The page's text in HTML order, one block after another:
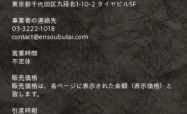
東京都千代田区九段北1-10-2 タイヤビル5F
事業者の連絡先
​03-3222-1018
contact@ensoubutai.com
営業時間
不定休
販売価格
販売価格は、各ページに表示された金額（表示価格）と
致します。
引渡時期